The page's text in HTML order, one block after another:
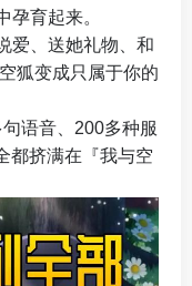
孕育起来。
爱、送她礼物、和
狐变成只属于你的
语音、200多种服
都挤满在『我与空